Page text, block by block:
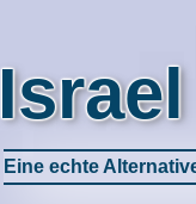
Eine echte